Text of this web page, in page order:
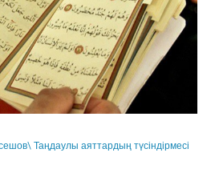
Таңдаулы аяттардың түсіндірмесі